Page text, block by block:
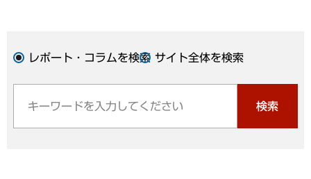
レポート・コラムを検索 サイト全体を検索
検索